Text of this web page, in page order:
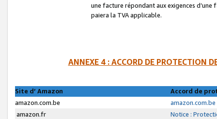
une facture répondant aux exigences
paiera la TVA applicable.
ANNEXE 4 : ACCORD DE PROTECTION
Site d’ Amazon
Accord de
amazon.com.be
amazon.fr
Notice :